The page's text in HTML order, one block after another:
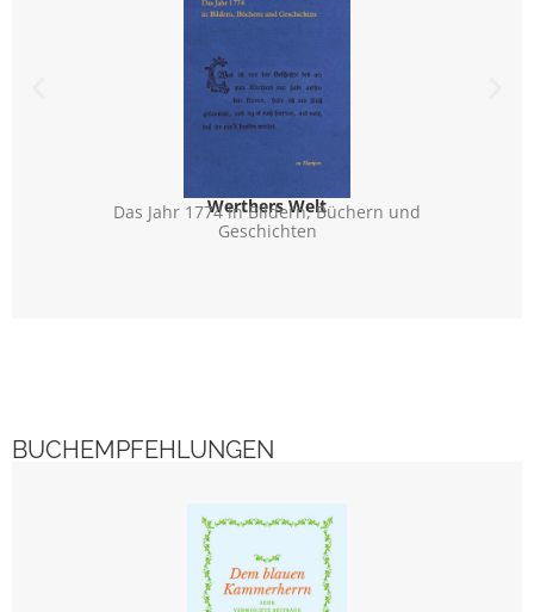
Werthers Welt
Das Jahr 1774 in Bildern, Büchern und
Geschichten
BUCHEMPFEHLUNGEN